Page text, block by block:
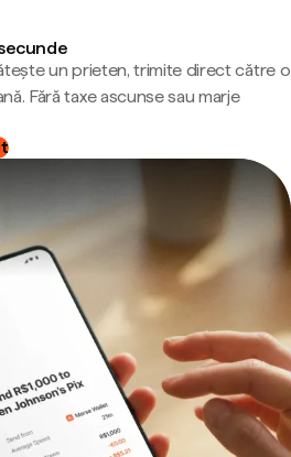
un prieten, trimite direct către o
Fără taxe ascunse sau marje